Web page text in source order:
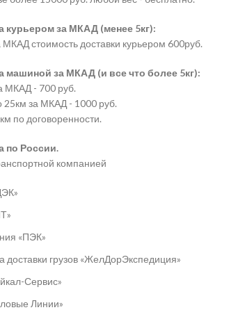
курьером за МКАД (менее 5кг):
МКАД стоимость доставки курьером 600руб.
машиной за МКАД (и все что более 5кг):
МКАД - 700 руб.
25км за МКАД - 1000 руб.
по договоренности.
по России.
компанией
«ПЭК»
доставки грузов «ЖелДорЭкспедиция»
Сервис»
Линии»